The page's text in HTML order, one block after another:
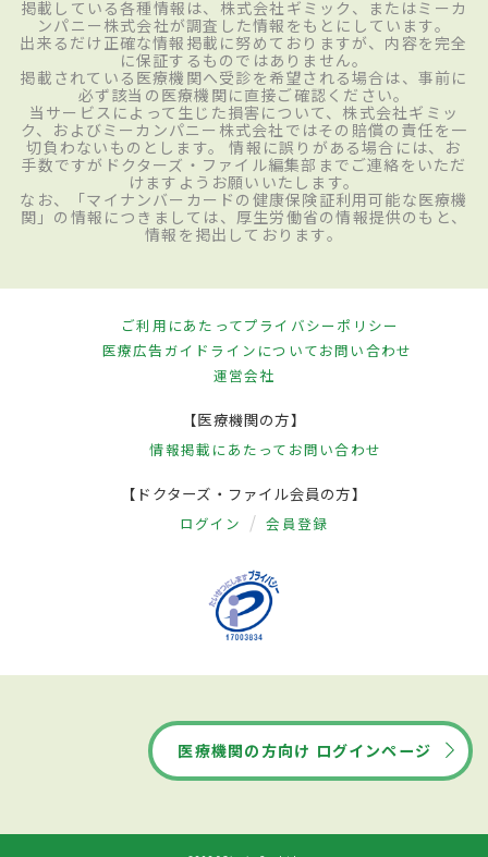
掲載している各種情報は、株式会社ギミック、またはミーカ
ンパニー株式会社が調査した情報をもとにしています。
出来るだけ正確な情報掲載に努めておりますが、内容を完全
に保証するものではありません。
掲載されている医療機関へ受診を希望される場合は、事前に
必ず該当の医療機関に直接ご確認ください。
当サービスによって生じた損害について、株式会社ギミッ
ク、およびミーカンパニー株式会社ではその賠償の責任を一
切負わないものとします。 情報に誤りがある場合には、お
手数ですがドクターズ・ファイル編集部までご連絡をいただ
けますようお願いいたします。
なお、「マイナンバーカードの健康保険証利用可能な医療機
関」の情報につきましては、厚生労働省の情報提供のもと、
情報を掲出しております。
ご利用にあたってプライバシーポリシー
医療広告ガイドラインについてお問い合わせ
運営会社
【医療機関の方】
情報掲載にあたって お問い合わせ
【ドクターズ・ファイル会員の方】
ログイン 会員登録
医療機関の方向け ログインページ